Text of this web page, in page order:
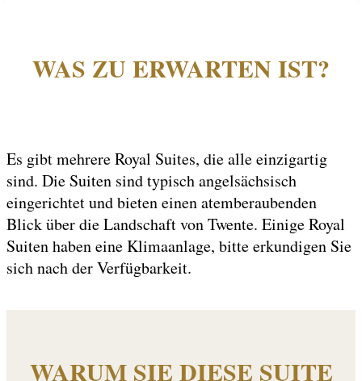
WAS ZU ERWARTEN IST?
Es gibt mehrere Royal Suites, die alle einzigartig
sind. Die Suiten sind typisch angelsächsisch
eingerichtet und bieten einen atemberaubenden
Blick über die Landschaft von Twente. Einige Royal
Suiten haben eine Klimaanlage, bitte erkundigen Sie
sich nach der Verfügbarkeit.
WARUM SIE DIESE SUITE